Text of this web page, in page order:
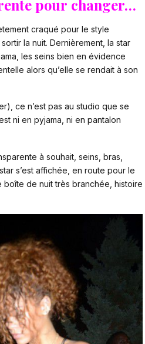
pour changer…
craqué pour le style
la nuit. Dernièrement, la star
les seins bien en évidence
alors qu’elle se rendait à son
ce n’est pas au studio que se
ni en pyjama, ni en pantalon
à souhait, seins, bras,
s’est affichée, en route pour le
boîte de nuit très branchée, histoire